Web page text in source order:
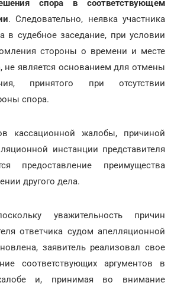
спора в соответствующем
. Следовательно, неявка участника
в судебное заседание, при условии
стороны о времени и месте
не является основанием для отмены
принятого при отсутствии
спора.
кассационной жалобы, причиной
инстанции представителя
предоставление преимущества
другого дела.
уважительность причин
ответчика судом апелляционной
заявитель реализовал свое
соответствующих аргументов в
и, принимая во внимание